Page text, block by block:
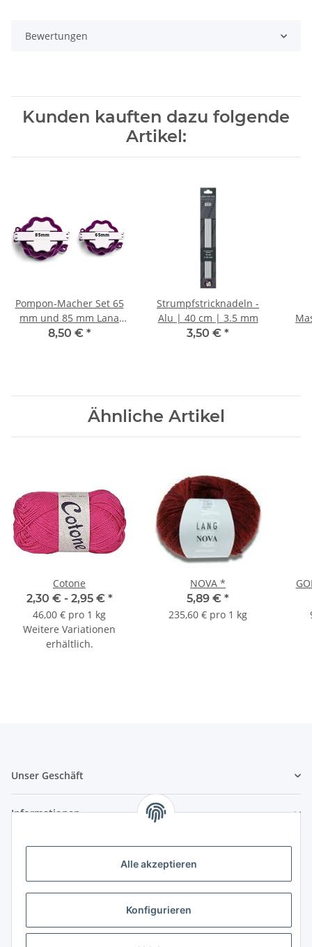
Alle akzeptieren
Konfigurieren
Bewertungen
Kunden kauften dazu folgende
Artikel:
Pompon-Macher Set 65
mm und 85 mm Lana
Grossa
8,50 € *
Strumpfstricknadeln -
Alu | 40 cm | 3.5 mm
3,50 € *
Ähnliche Artikel
Cotone
2,30 € - 2,95 € *
46,00 € pro 1 kg
Weitere Variationen
erhältlich.
NOVA *
5,89 € *
235,60 € pro 1 kg
Unser Geschäft
Informationen
Zahlungsmöglichkeiten
Vorkasse (per Bank-Überweisung)
PayPal
Kreditkarte